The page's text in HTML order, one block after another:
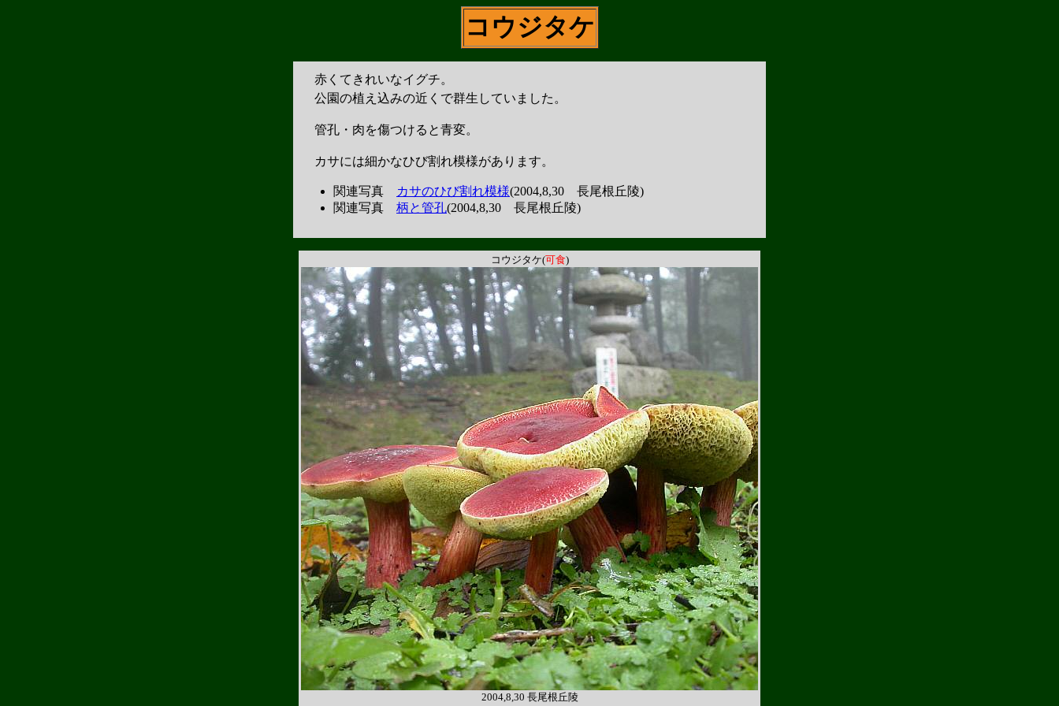
コウジタケ
赤くてきれいなイグチ。
公園の植え込みの近くで群生していました。
管孔・肉を傷つけると青変。
カサには細かなひび割れ模様があります。
関連写真 カサのひび割れ模様(2004,8,30 長尾根丘陵)
関連写真 柄と管孔(2004,8,30 長尾根丘陵)
コウジタケ(可食)
2004,8,30 長尾根丘陵